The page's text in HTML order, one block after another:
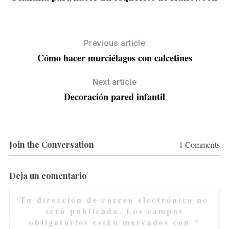
Previous article
Cómo hacer murciélagos con calcetines
Next article
Decoración pared infantil
Join the Conversation 1 Comments
Deja un comentario
Tu dirección de correo electrónico no
será publicada. Los campos
obligatorios están marcados con *